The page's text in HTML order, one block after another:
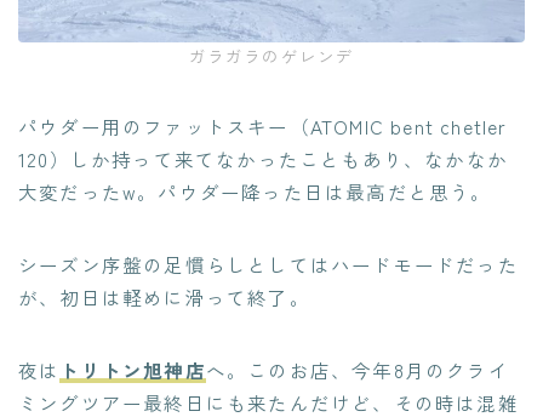
ガラガラのゲレンデ
パウダー用のファットスキー（ATOMIC bent chetler
120）しか持って来てなかったこともあり、なかなか
大変だったw。パウダー降った日は最高だと思う。
シーズン序盤の足慣らしとしてはハードモードだった
が、初日は軽めに滑って終了。
夜は トリトン旭神店へ。このお店、今年8月のクライ
ミングツアー最終日にも来たんだけど、その時は混雑